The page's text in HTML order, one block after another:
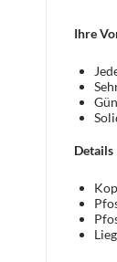
Ihre
Details